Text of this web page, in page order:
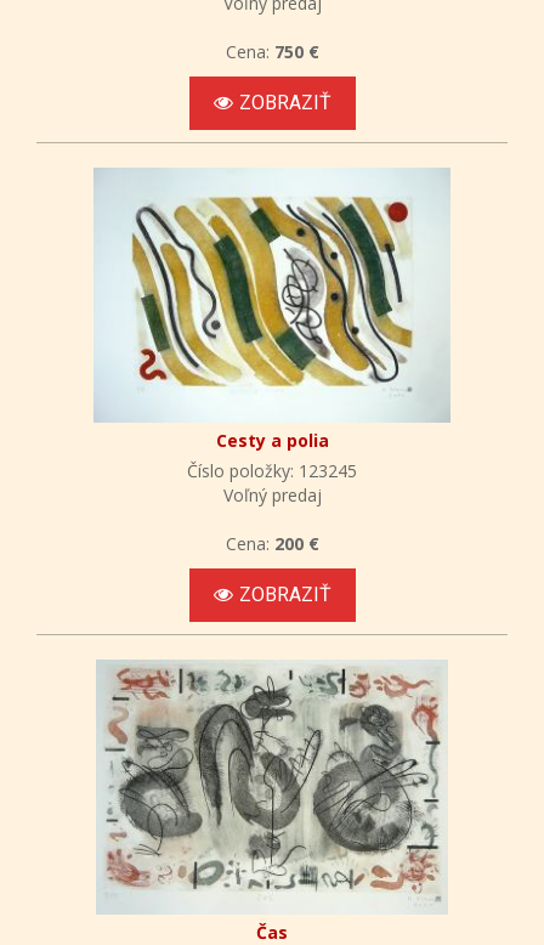
Cena: 750 €
ZOBRAZIŤ
Cesty a polia
Číslo položky: 123245
Voľný predaj
Cena: 200 €
ZOBRAZIŤ
Čas